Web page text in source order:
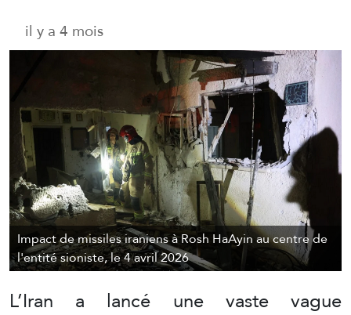
il y a 4 mois
Impact de missiles iraniens à Rosh HaAyin au centre de
l'entité sioniste, le 4 avril 2026
L’Iran a lancé une vaste vague